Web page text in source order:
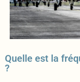
Quelle est la
?